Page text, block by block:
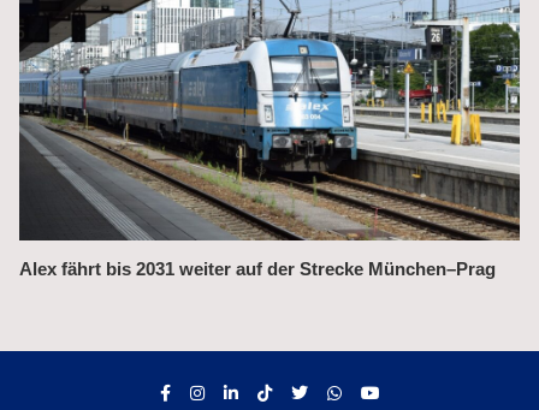
Alex fährt bis 2031 weiter auf der Strecke München–Prag